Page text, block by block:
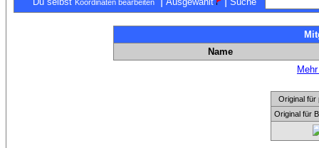
Koordinaten bearbeiten
Name
Original für
Original für